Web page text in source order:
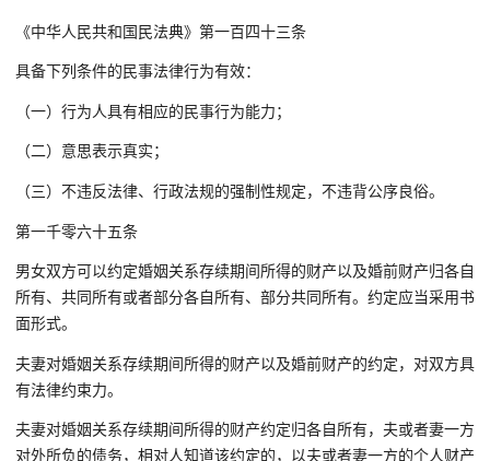
《中华人民共和国民法典》第一百四十三条
具备下列条件的民事法律行为有效：
（一）行为人具有相应的民事行为能力；
（二）意思表示真实；
（三）不违反法律、行政法规的强制性规定，不违背公序良俗。
第一千零六十五条
男女双方可以约定婚姻关系存续期间所得的财产以及婚前财产归各自
所有、共同所有或者部分各自所有、部分共同所有。约定应当采用书
面形式。
夫妻对婚姻关系存续期间所得的财产以及婚前财产的约定，对双方具
有法律约束力。
夫妻对婚姻关系存续期间所得的财产约定归各自所有，夫或者妻一方
对外所负的债务，相对人知道该约定的，以夫或者妻一方的个人财产